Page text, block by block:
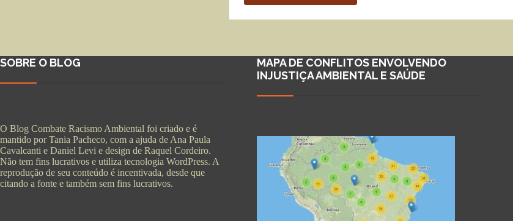
SOBRE O BLOG
O Blog Combate Racismo Ambiental foi criado e é
mantido por Tania Pacheco, com a ajuda de Ana Paula
Cavalcanti e Daniel Levi e design de Raquel Cordeiro.
Não tem fins lucrativos e utiliza tecnologia WordPress. A
reprodução de seu conteúdo é incentivada, desde que
citando a fonte e também sem fins lucrativos.
MAPA DE CONFLITOS ENVOLVENDO
INJUSTIÇA AMBIENTAL E SAÚDE